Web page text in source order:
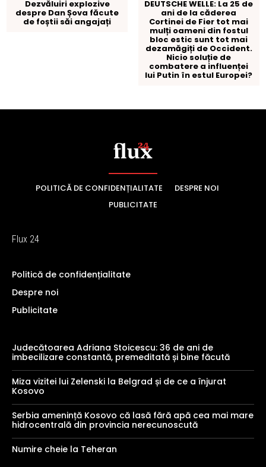
POLITICĂ DE CONFIDENȚIALITATE
DESPRE NOI
PUBLICITATE
Flux 24
Politică de confidențialitate
Despre noi
Publicitate
Judecătoarea Adriana Stoicescu: 36 de ani de
imbecilizare constantă, premeditată și bine făcută
Miza vizitei lui Zelenski la Belgrad și de ce a înjurat
Kosovo
Serbia amenință Kosovo că lasă fără apă cea mai mare
hidrocentrală din provincia nerecunoscută
Numire cheie la Teheran